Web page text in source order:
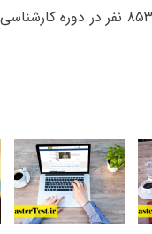
در آزمون کارشناسی ارشد و ۹ هزار